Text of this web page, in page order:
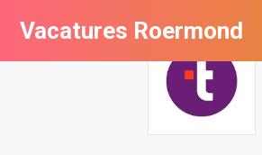
Vacatures Roermond
Vacatures per bedrijf in Roermond
De populairste vacatures in Roermond